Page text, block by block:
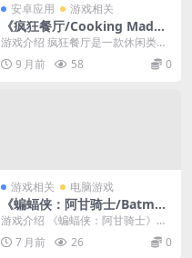
安卓应用 游戏相关
《疯狂餐厅/Cooking Madne
ss》 v3.0.3无限钻石版
游戏介绍 疯狂餐厅是一款休闲类餐
厅经营游戏，该游戏采用了萌趣的
卡通画风，拥有着十...
9 月前 58 0
游戏相关 电脑游戏
《蝙蝠侠：阿甘骑士/Batma
n: Arkham Knight/附历代合
集》 汉化版
游戏介绍 《蝙蝠侠：阿甘骑士》是
由Rocksteady制作的阿甘系列新
作，“阿甘...
7 月前 26 0